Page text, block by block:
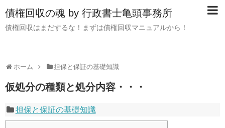
債権回収の魂 by 行政書士亀頭事務所
債権回収はまだするな！まずは債権回収マニュアルから！
ホーム 担保と保証の基礎知識
仮処分の種類と処分内容・・・
担保と保証の基礎知識